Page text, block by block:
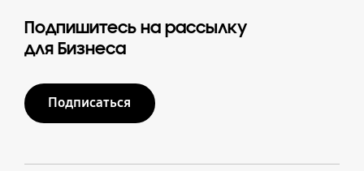
Подпишитесь на рассылку
для Бизнеса
Подписаться